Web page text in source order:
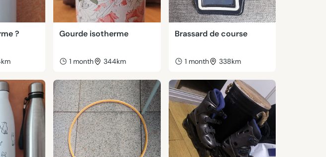
? Gourde isotherme
1 month 344km
Brassard de course
1 month 338km